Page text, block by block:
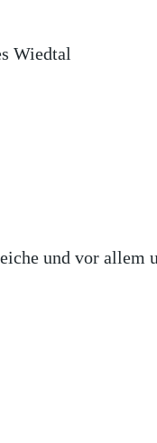
Wiedtal
und vor